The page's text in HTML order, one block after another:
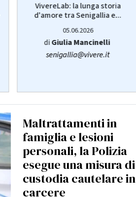
VivereLab: la lunga storia
d'amore tra Senigallia e...
05.06.2026
diGiulia Mancinelli
senigallia@vivere.it
Maltrattamenti in
famiglia e lesioni
personali, la Polizia
esegue una misura di
custodia cautelare in
carcere